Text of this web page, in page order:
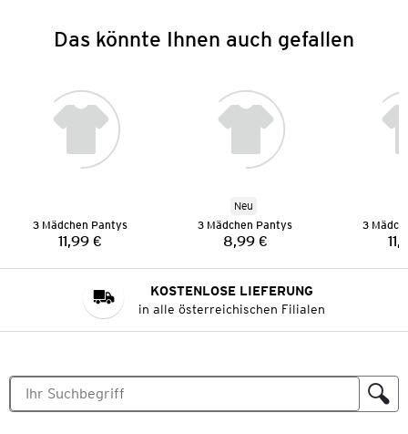
Das könnte Ihnen auch gefallen
3 Mädchen Pantys
Preis:
11,99 €
Neu
3 Mädchen Pantys
Preis:
8,99 €
3
KOSTENLOSE LIEFERUNG
in alle österreichischen Filialen